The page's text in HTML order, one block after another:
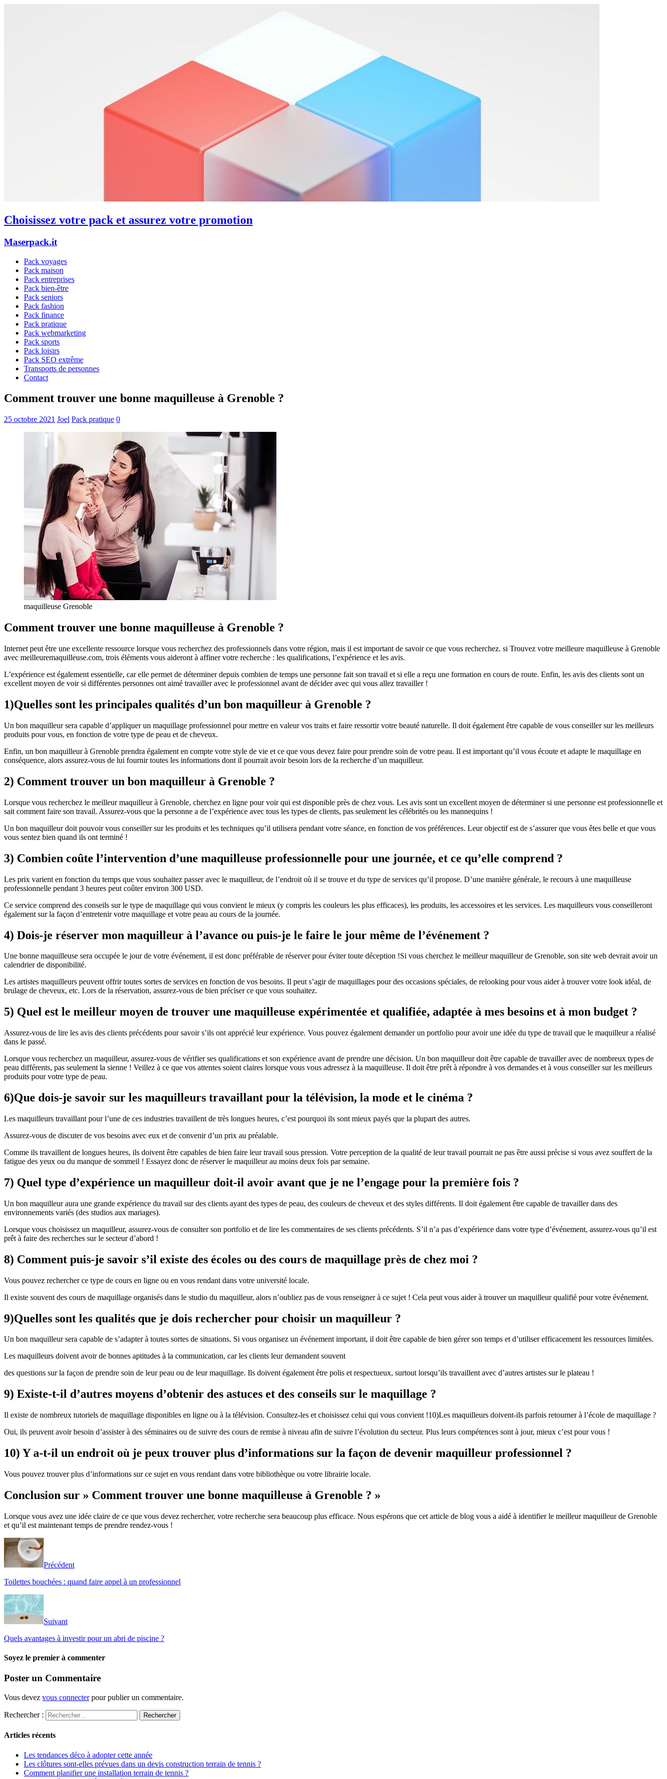
Choisissez votre pack et assurez votre promotion
Maserpack.it
Pack voyages
Pack maison
Pack entreprises
Pack bien-être
Pack seniors
Pack fashion
Pack finance
Pack pratique
Pack webmarketing
Pack sports
Pack loisirs
Pack SEO extrême
Transports de personnes
Contact
Comment trouver une bonne maquilleuse à Grenoble ?
25 octobre 2021 Joel Pack pratique 0
maquilleuse Grenoble
Comment trouver une bonne maquilleuse à Grenoble ?
Internet peut être une excellente ressource lorsque vous recherchez des professionnels dans votre région, mais il est important de savoir ce que vous recherchez. si Trouvez votre meilleure maquilleuse à Grenoble
avec meilleuremaquilleuse.com, trois éléments vous aideront à affiner votre recherche : les qualifications, l’expérience et les avis.
L’expérience est également essentielle, car elle permet de déterminer depuis combien de temps une personne fait son travail et si elle a reçu une formation en cours de route. Enfin, les avis des clients sont un
excellent moyen de voir si différentes personnes ont aimé travailler avec le professionnel avant de décider avec qui vous allez travailler !
1)Quelles sont les principales qualités d’un bon maquilleur à Grenoble ?
Un bon maquilleur sera capable d’appliquer un maquillage professionnel pour mettre en valeur vos traits et faire ressortir votre beauté naturelle. Il doit également être capable de vous conseiller sur les meilleurs
produits pour vous, en fonction de votre type de peau et de cheveux.
Enfin, un bon maquilleur à Grenoble prendra également en compte votre style de vie et ce que vous devez faire pour prendre soin de votre peau. Il est important qu’il vous écoute et adapte le maquillage en
conséquence, alors assurez-vous de lui fournir toutes les informations dont il pourrait avoir besoin lors de la recherche d’un maquilleur.
2) Comment trouver un bon maquilleur à Grenoble ?
Lorsque vous recherchez le meilleur maquilleur à Grenoble, cherchez en ligne pour voir qui est disponible près de chez vous. Les avis sont un excellent moyen de déterminer si une personne est professionnelle et
sait comment faire son travail. Assurez-vous que la personne a de l’expérience avec tous les types de clients, pas seulement les célébrités ou les mannequins !
Un bon maquilleur doit pouvoir vous conseiller sur les produits et les techniques qu’il utilisera pendant votre séance, en fonction de vos préférences. Leur objectif est de s’assurer que vous êtes belle et que vous
vous sentez bien quand ils ont terminé !
3) Combien coûte l’intervention d’une maquilleuse professionnelle pour une journée, et ce qu’elle comprend ?
Les prix varient en fonction du temps que vous souhaitez passer avec le maquilleur, de l’endroit où il se trouve et du type de services qu’il propose. D’une manière générale, le recours à une maquilleuse
professionnelle pendant 3 heures peut coûter environ 300 USD.
Ce service comprend des conseils sur le type de maquillage qui vous convient le mieux (y compris les couleurs les plus efficaces), les produits, les accessoires et les services. Les maquilleurs vous conseilleront
également sur la façon d’entretenir votre maquillage et votre peau au cours de la journée.
4) Dois-je réserver mon maquilleur à l’avance ou puis-je le faire le jour même de l’événement ?
Une bonne maquilleuse sera occupée le jour de votre événement, il est donc préférable de réserver pour éviter toute déception !Si vous cherchez le meilleur maquilleur de Grenoble, son site web devrait avoir un
calendrier de disponibilité.
Les artistes maquilleurs peuvent offrir toutes sortes de services en fonction de vos besoins. Il peut s’agir de maquillages pour des occasions spéciales, de relooking pour vous aider à trouver votre look idéal, de
brulage de cheveux, etc. Lors de la réservation, assurez-vous de bien préciser ce que vous souhaitez.
5) Quel est le meilleur moyen de trouver une maquilleuse expérimentée et qualifiée, adaptée à mes besoins et à mon budget ?
Assurez-vous de lire les avis des clients précédents pour savoir s’ils ont apprécié leur expérience. Vous pouvez également demander un portfolio pour avoir une idée du type de travail que le maquilleur a réalisé
dans le passé.
Lorsque vous recherchez un maquilleur, assurez-vous de vérifier ses qualifications et son expérience avant de prendre une décision. Un bon maquilleur doit être capable de travailler avec de nombreux types de
peau différents, pas seulement la sienne ! Veillez à ce que vos attentes soient claires lorsque vous vous adressez à la maquilleuse. Il doit être prêt à répondre à vos demandes et à vous conseiller sur les meilleurs
produits pour votre type de peau.
6)Que dois-je savoir sur les maquilleurs travaillant pour la télévision, la mode et le cinéma ?
Les maquilleurs travaillant pour l’une de ces industries travaillent de très longues heures, c’est pourquoi ils sont mieux payés que la plupart des autres.
Assurez-vous de discuter de vos besoins avec eux et de convenir d’un prix au préalable.
Comme ils travaillent de longues heures, ils doivent être capables de bien faire leur travail sous pression. Votre perception de la qualité de leur travail pourrait ne pas être aussi précise si vous avez souffert de la
fatigue des yeux ou du manque de sommeil ! Essayez donc de réserver le maquilleur au moins deux fois par semaine.
7) Quel type d’expérience un maquilleur doit-il avoir avant que je ne l’engage pour la première fois ?
Un bon maquilleur aura une grande expérience du travail sur des clients ayant des types de peau, des couleurs de cheveux et des styles différents. Il doit également être capable de travailler dans des
environnements variés (des studios aux mariages).
Lorsque vous choisissez un maquilleur, assurez-vous de consulter son portfolio et de lire les commentaires de ses clients précédents. S’il n’a pas d’expérience dans votre type d’événement, assurez-vous qu’il est
prêt à faire des recherches sur le secteur d’abord !
8) Comment puis-je savoir s’il existe des écoles ou des cours de maquillage près de chez moi ?
Vous pouvez rechercher ce type de cours en ligne ou en vous rendant dans votre université locale.
Il existe souvent des cours de maquillage organisés dans le studio du maquilleur, alors n’oubliez pas de vous renseigner à ce sujet ! Cela peut vous aider à trouver un maquilleur qualifié pour votre événement.
9)Quelles sont les qualités que je dois rechercher pour choisir un maquilleur ?
Un bon maquilleur sera capable de s’adapter à toutes sortes de situations. Si vous organisez un événement important, il doit être capable de bien gérer son temps et d’utiliser efficacement les ressources limitées.
Les maquilleurs doivent avoir de bonnes aptitudes à la communication, car les clients leur demandent souvent
des questions sur la façon de prendre soin de leur peau ou de leur maquillage. Ils doivent également être polis et respectueux, surtout lorsqu’ils travaillent avec d’autres artistes sur le plateau !
9) Existe-t-il d’autres moyens d’obtenir des astuces et des conseils sur le maquillage ?
Il existe de nombreux tutoriels de maquillage disponibles en ligne ou à la télévision. Consultez-les et choisissez celui qui vous convient !10)Les maquilleurs doivent-ils parfois retourner à l’école de maquillage ?
Oui, ils peuvent avoir besoin d’assister à des séminaires ou de suivre des cours de remise à niveau afin de suivre l’évolution du secteur. Plus leurs compétences sont à jour, mieux c’est pour vous !
10) Y a-t-il un endroit où je peux trouver plus d’informations sur la façon de devenir maquilleur professionnel ?
Vous pouvez trouver plus d’informations sur ce sujet en vous rendant dans votre bibliothèque ou votre librairie locale.
Conclusion sur » Comment trouver une bonne maquilleuse à Grenoble ? »
Lorsque vous avez une idée claire de ce que vous devez rechercher, votre recherche sera beaucoup plus efficace. Nous espérons que cet article de blog vous a aidé à identifier le meilleur maquilleur de Grenoble
et qu’il est maintenant temps de prendre rendez-vous !
Précédent
Toilettes bouchées : quand faire appel à un professionnel
Suivant
Quels avantages à investir pour un abri de piscine ?
Soyez le premier à commenter
Poster un Commentaire
Vous devez vous connecterpour publier un commentaire.
Rechercher :
Articles récents
Les tendances déco à adopter cette année
Les clôtures sont-elles prévues dans un devis construction terrain de tennis ?
Comment planifier une installation terrain de tennis ?